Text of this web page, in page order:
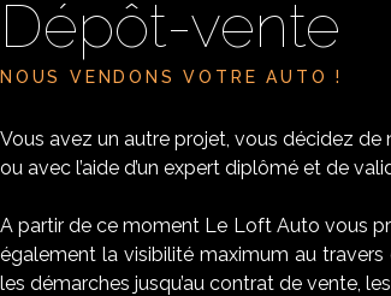
Dépôt-vente
NOUS VENDONS VOTRE AUTO !
Vous avez un autre projet, vous décidez
ou avec l’aide d’un expert diplômé et de
A partir de ce moment Le Loft Auto vous
également la visibilité maximum au travers
les démarches jusqu’au contrat de vente,